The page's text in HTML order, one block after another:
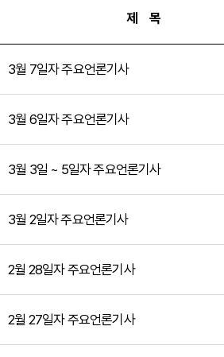
제 목
3월 7일자 주요언론기사
3월 6일자 주요언론기사
3월 3일 ~ 5일자 주요언론기사
3월 2일자 주요언론기사
2월 28일자 주요언론기사
2월 27일자 주요언론기사